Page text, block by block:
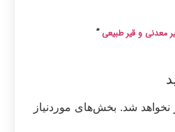
معدنی و قیر طبیعی ”
نخواهد شد. بخش‌های موردنیاز